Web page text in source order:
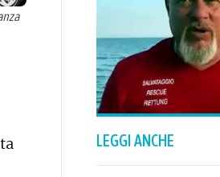
LEGGI ANCHE